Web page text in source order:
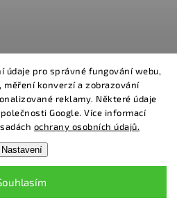
údaje pro správné fungování webu,
konverzí a zobrazování
reklamy. Některé údaje
Google. Více informací
ochrany osobních údajů.
Nastavení